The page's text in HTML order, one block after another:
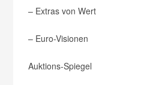
– Extras von Wert
– Euro-Visionen
Auktions-Spiegel